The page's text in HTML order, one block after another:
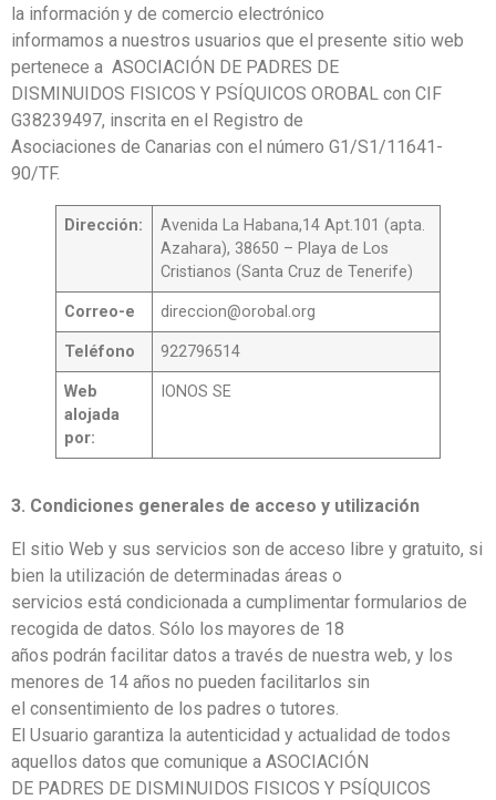
la información y de comercio electrónico
informamos a nuestros usuarios que el presente sitio web
pertenece a ASOCIACIÓN DE PADRES DE
DISMINUIDOS FISICOS Y PSÍQUICOS OROBAL con CIF
G38239497, inscrita en el Registro de
Asociaciones de Canarias con el número G1/S1/11641-
90/TF.
Dirección:
Avenida La Habana,14 Apt.101 (apta.
Azahara), 38650 – Playa de Los
Cristianos (Santa Cruz de Tenerife)
Correo-e direccion@orobal.org
Teléfono 922796514
Web
alojada
por:
IONOS SE
3. Condiciones generales de acceso y utilización
El sitio Web y sus servicios son de acceso libre y gratuito, si
bien la utilización de determinadas áreas o
servicios está condicionada a cumplimentar formularios de
recogida de datos. Sólo los mayores de 18
años podrán facilitar datos a través de nuestra web, y los
menores de 14 años no pueden facilitarlos sin
el consentimiento de los padres o tutores.
El Usuario garantiza la autenticidad y actualidad de todos
aquellos datos que comunique a ASOCIACIÓN
DE PADRES DE DISMINUIDOS FISICOS Y PSÍQUICOS